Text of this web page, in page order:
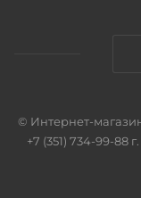
© Интернет-
+7 (351) 734-99-88